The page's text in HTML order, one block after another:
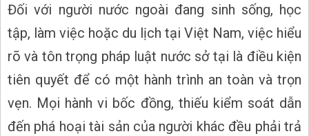
Đối với người nước ngoài đang sinh sống, học
tập, làm việc hoặc du lịch tại Việt Nam, việc hiểu
rõ và tôn trọng pháp luật nước sở tại là điều kiện
tiên quyết để có một hành trình an toàn và trọn
vẹn. Mọi hành vi bốc đồng, thiếu kiểm soát dẫn
đến phá hoại tài sản của người khác đều phải trả